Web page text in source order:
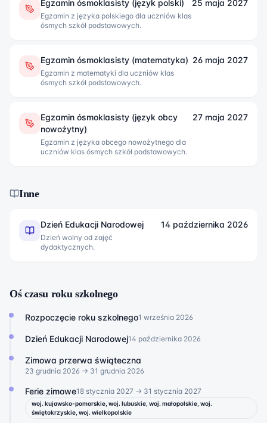
Egzamin ósmoklasisty (język polski)
Egzamin z języka polskiego dla uczniów klas
ósmych szkół podstawowych.
25 maja 2027
Egzamin ósmoklasisty (matematyka)
Egzamin z matematyki dla uczniów klas
ósmych szkół podstawowych.
26 maja 2027
Egzamin ósmoklasisty (język obcy
nowożytny)
Egzamin z języka obcego nowożytnego dla
uczniów klas ósmych szkół podstawowych.
27 maja 2027
Inne
Dzień Edukacji Narodowej
Dzień wolny od zajęć
dydaktycznych.
14 października 2026
Oś czasu roku szkolnego
Rozpoczęcie roku szkolnego1 września 2026
Dzień Edukacji Narodowej14 października 2026
Zimowa przerwa świąteczna
23 grudnia 2026 → 31 grudnia 2026
Ferie zimowe18 stycznia 2027 → 31 stycznia 2027
woj. kujawsko-pomorskie, woj. lubuskie, woj. małopolskie, woj.
świętokrzyskie, woj. wielkopolskie